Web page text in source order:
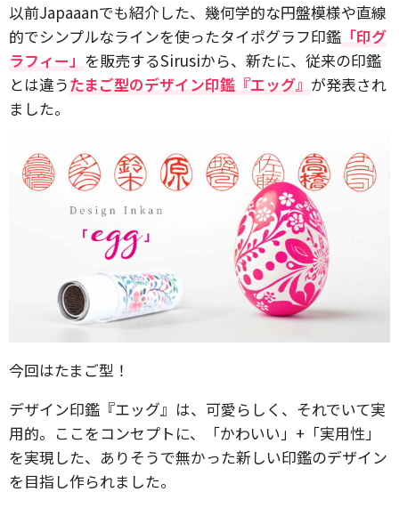
以前Japaaanでも紹介した、幾何学的な円盤模様や直線
的でシンプルなラインを使ったタイポグラフ印鑑 「印グ
ラフィー」 を販売するSirusiから、新たに、従来の印鑑
とは違うたまご型のデザイン印鑑『エッグ』 が発表され
ました。
今回はたまご型！
デザイン印鑑『エッグ』は、可愛らしく、それでいて実
用的。ここをコンセプトに、「かわいい」+「実用性」
を実現した、ありそうで無かった新しい印鑑のデザイン
を目指し作られました。